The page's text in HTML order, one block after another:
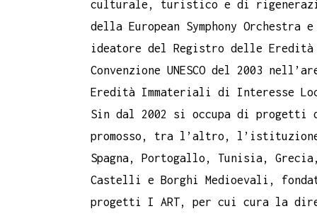
culturale, turistico e di
della European Symphony
ideatore del Registro delle
Convenzione UNESCO del 2003
Eredità Immateriali di Interesse
Sin dal 2002 si occupa di progetti
promosso, tra l’altro,
Spagna, Portogallo, Tunisia,
Castelli e Borghi Medioevali,
progetti I ART, per cui cura la